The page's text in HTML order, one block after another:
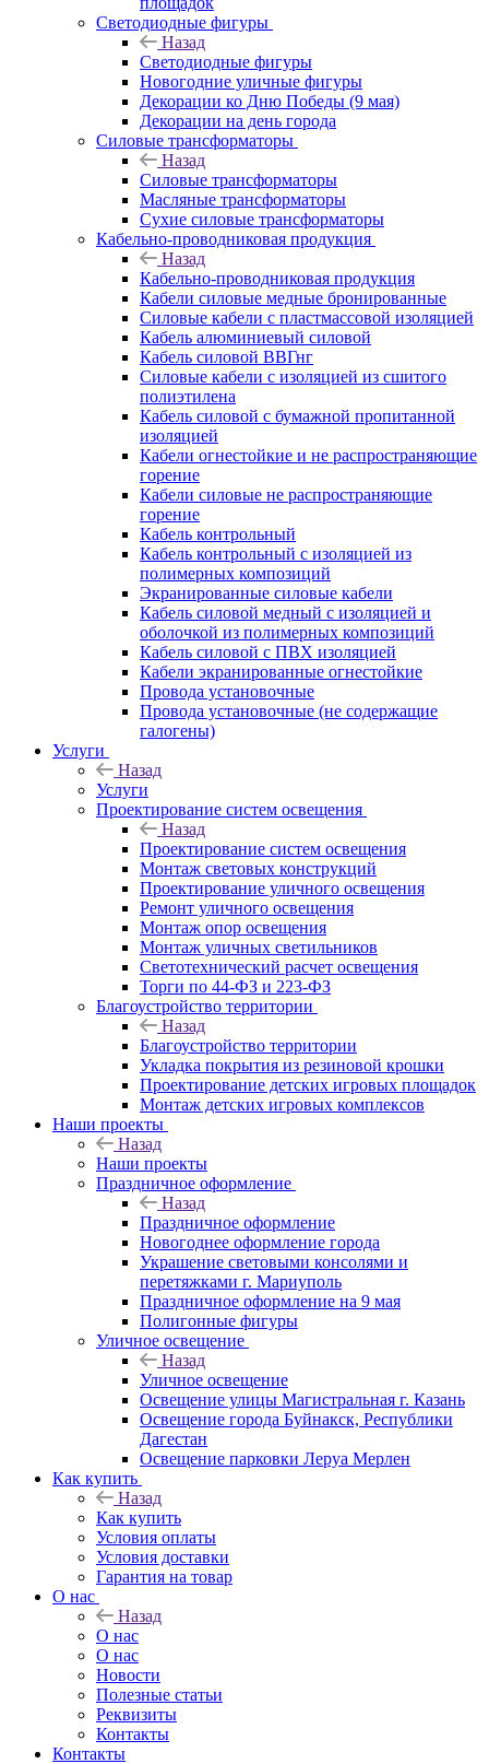
Светодиодные фигуры
Назад
Светодиодные фигуры
Новогодние уличные фигуры
Декорации ко Дню Победы (9 мая)
Декорации на день города
Силовые трансформаторы
Назад
Силовые трансформаторы
Масляные трансформаторы
Сухие силовые трансформаторы
Кабельно-проводниковая продукция
Назад
Кабельно-проводниковая продукция
Кабели силовые медные бронированные
Силовые кабели с пластмассовой изоляцией
Кабель алюминиевый силовой
Кабель силовой ВВГнг
Силовые кабели с изоляцией из сшитого
полиэтилена
Кабель силовой с бумажной пропитанной
изоляцией
Кабели огнестойкие и не распространяющие
горение
Кабели силовые не распространяющие
горение
Кабель контрольный
Кабель контрольный с изоляцией из
полимерных композиций
Экранированные силовые кабели
Кабель силовой медный с изоляцией и
оболочкой из полимерных композиций
Кабель силовой с ПВХ изоляцией
Кабели экранированные огнестойкие
Провода установочные
Провода установочные (не содержащие
галогены)
Услуги
Назад
Услуги
Проектирование систем освещения
Назад
Проектирование систем освещения
Монтаж световых конструкций
Проектирование уличного освещения
Ремонт уличного освещения
Монтаж опор освещения
Монтаж уличных светильников
Светотехнический расчет освещения
Торги по 44-ФЗ и 223-ФЗ
Благоустройство территории
Назад
Благоустройство территории
Укладка покрытия из резиновой крошки
Проектирование детских игровых площадок
Монтаж детских игровых комплексов
Наши проекты
Назад
Наши проекты
Праздничное оформление
Назад
Праздничное оформление
Новогоднее оформление города
Украшение световыми консолями и
перетяжками г. Мариуполь
Праздничное оформление на 9 мая
Полигонные фигуры
Уличное освещение
Назад
Уличное освещение
Освещение улицы Магистральная г. Казань
Освещение города Буйнакск, Республики
Дагестан
Освещение парковки Леруа Мерлен
Как купить
Назад
Как купить
Условия оплаты
Условия доставки
Гарантия на товар
О нас
Назад
О нас
О нас
Новости
Полезные статьи
Реквизиты
Контакты
Контакты